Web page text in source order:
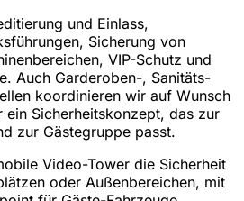
und Einlass,
Sicherung von
VIP-Schutz und
Auch Garderoben-, Sanitäts-
koordinieren wir auf Wunsch
ein Sicherheitskonzept, das zur
zur Gästegruppe passt.
Video-Tower die Sicherheit
oder Außenbereichen, mit